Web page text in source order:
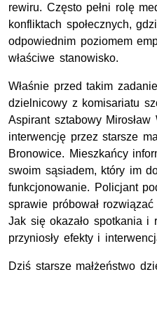
rewiru. Często pełni rolę
konfliktach społecznych,
odpowiednim poziomem
właściwe stanowisko.
Właśnie przed takim
dzielnicowy z komisariatu
Aspirant sztabowy Mirosław
interwencję przez starsze
Bronowice. Mieszkańcy
swoim sąsiadem, który im
funkcjonowanie. Policjant
sprawie próbował
Jak się okazało spotkania i
przyniosły efekty i
Dziś starsze małżeństwo